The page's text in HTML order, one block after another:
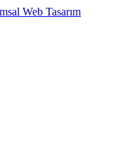
Web Tasarım